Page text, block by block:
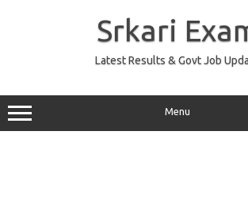
Srkari
Latest Results & Govt Job
Menu